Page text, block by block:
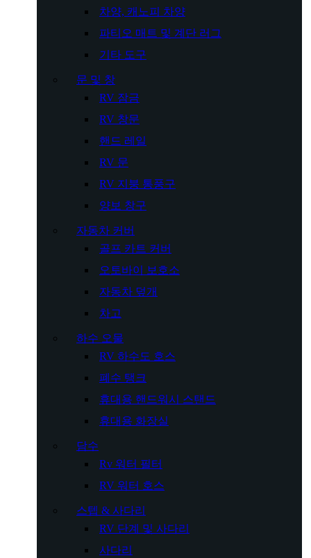
차양, 캐노피 차양
파티오 매트 및 계단 러그
기타 도구
문 및 창
RV 잠금
RV 창문
핸드 레일
RV 문
RV 지붕 통풍구
양보 창구
자동차 커버
골프 카트 커버
오토바이 보호소
자동차 덮개
차고
하수 오물
RV 하수도 호스
폐수 탱크
휴대용 핸드워시 스탠드
휴대용 화장실
담수
Rv 워터 필터
RV 워터 호스
스텝 & 사다리
RV 단계 및 사다리
사다리